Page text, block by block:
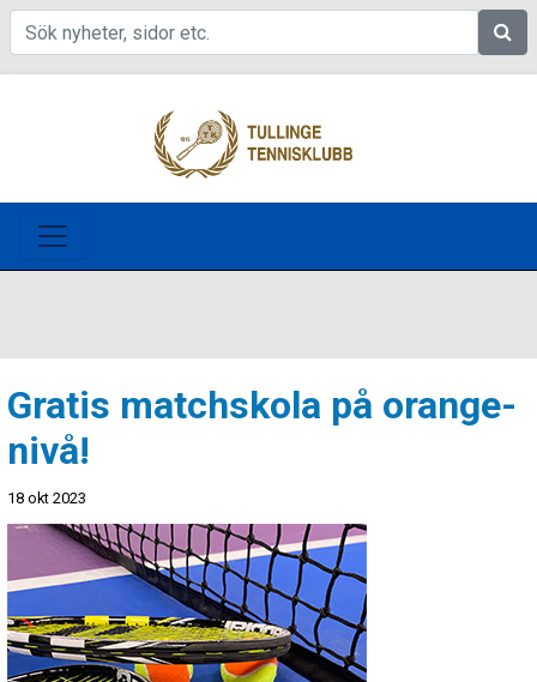
Sök
Gratis matchskola på orange-
nivå!
18 okt 2023